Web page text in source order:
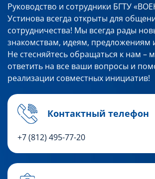
Руководство и сотрудники БГТУ
Устинова всегда открыты для
сотрудничества! Мы всегда рады
знакомствам, идеям, предложениям
Не стесняйтесь обращаться к нам –
ответить на все ваши вопросы и
реализации совместных инициатив!
Контактный телефон
+7 (812) 495-77-20